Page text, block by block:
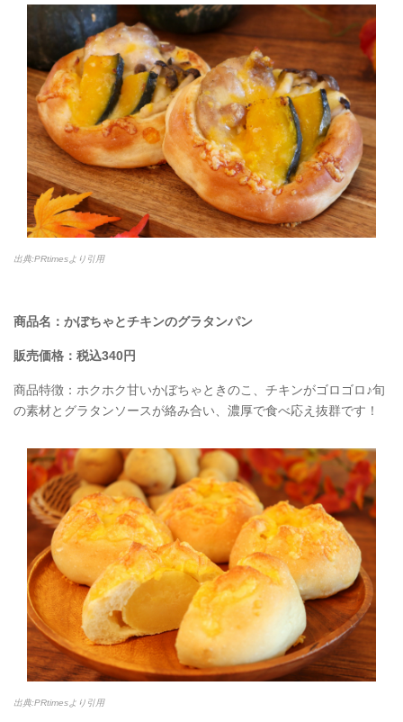
出典:PRtimesより引用
商品名：かぼちゃとチキンのグラタンパン
販売価格：税込340円
商品特徴：ホクホク甘いかぼちゃときのこ、チキンがゴロゴロ♪旬
の素材とグラタンソースが絡み合い、濃厚で食べ応え抜群です！
出典:PRtimesより引用